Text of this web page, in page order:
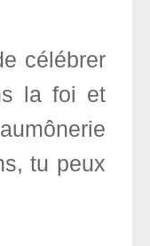
célébrer
la foi et
tu peux